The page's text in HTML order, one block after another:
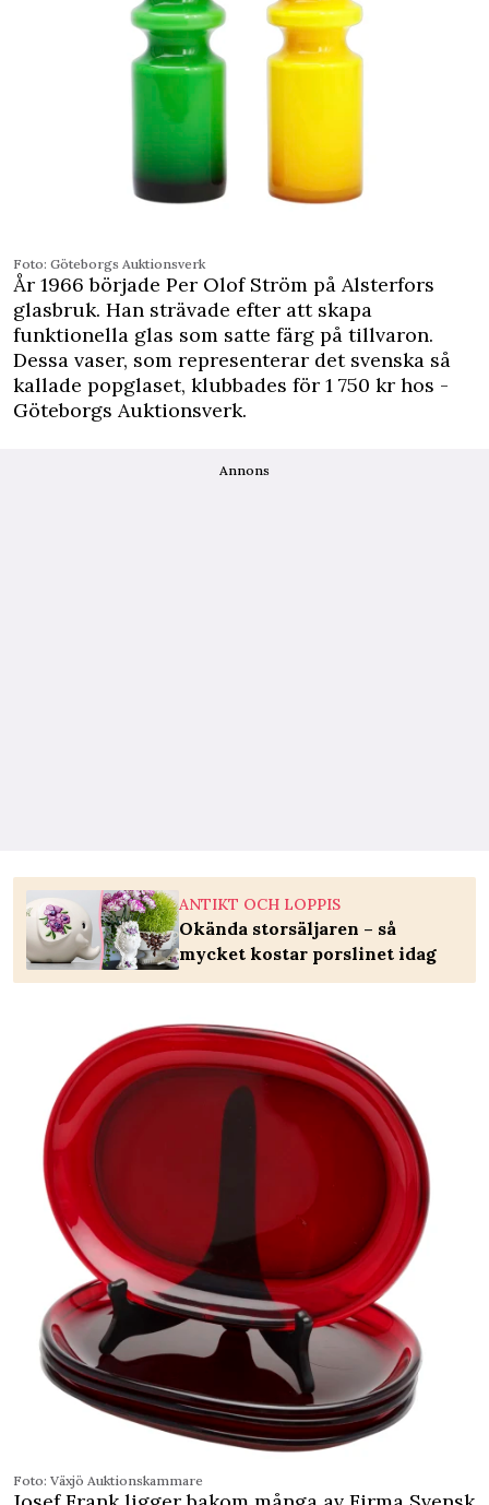
Foto: Göteborgs Auktionsverk
År 1966 började Per Olof Ström på Alsterfors
glasbruk. Han strävade ­efter att skapa
funktionella glas som satte färg på tillvaron.
Dessa vaser, som representerar det svenska så
kallade popglaset, klubbades för 1 750 kr hos ­
Göteborgs Auktionsverk.
Annons
ANTIKT OCH LOPPIS
Okända storsäljaren – så
mycket kostar porslinet idag
Foto: Växjö ­Auktionskammare